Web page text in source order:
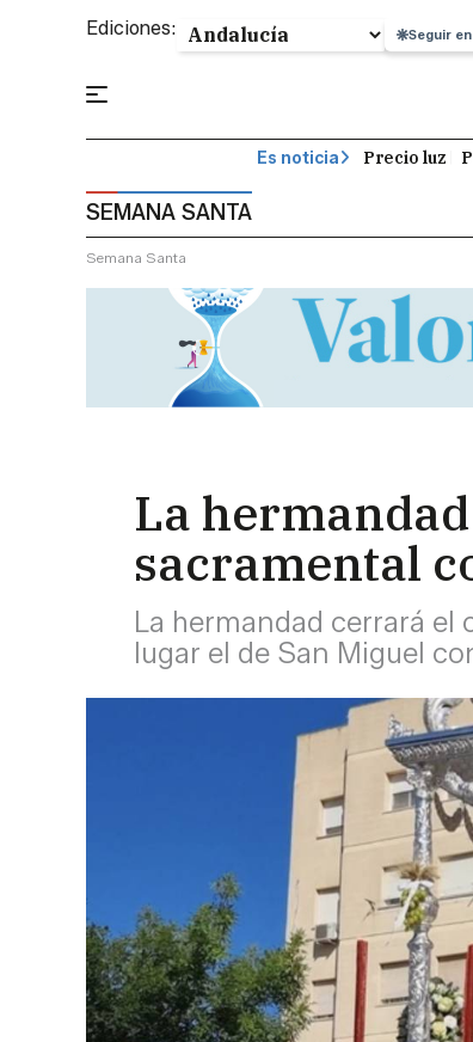
Ediciones: Seguir
Es noticia Precio luz
SEMANA SANTA
Semana Santa
La
sacramental
La hermandad cerrará el
lugar el de San Miguel